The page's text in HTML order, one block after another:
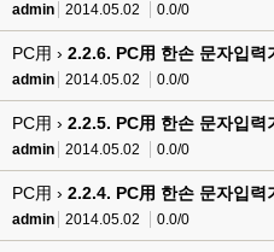
admin 2014.05.02 0.0/0
PC用 › 2.2.6. PC用 한손 문자입력
admin 2014.05.02 0.0/0
PC用 › 2.2.5. PC用 한손 문자입력
admin 2014.05.02 0.0/0
PC用 › 2.2.4. PC用 한손 문자입력
admin 2014.05.02 0.0/0